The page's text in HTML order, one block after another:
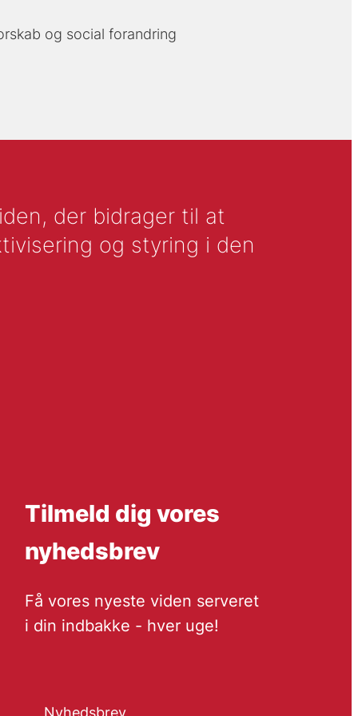
og social forandring
der bidrager til at
og styring i den
Tilmeld dig vores
nyhedsbrev
Få vores nyeste viden serveret
i din indbakke - hver uge!
Nyhedsbrev